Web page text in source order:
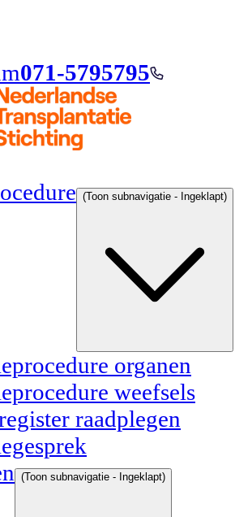
071-5795795
(Toon subnavigatie - Ingeklapt)
organen
weefsels
raadplegen
(Toon subnavigatie - Ingeklapt)